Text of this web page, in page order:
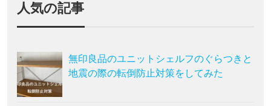
人気の記事
無印良品のユニットシェルフのぐらつきと
地震の際の転倒防止対策をしてみた